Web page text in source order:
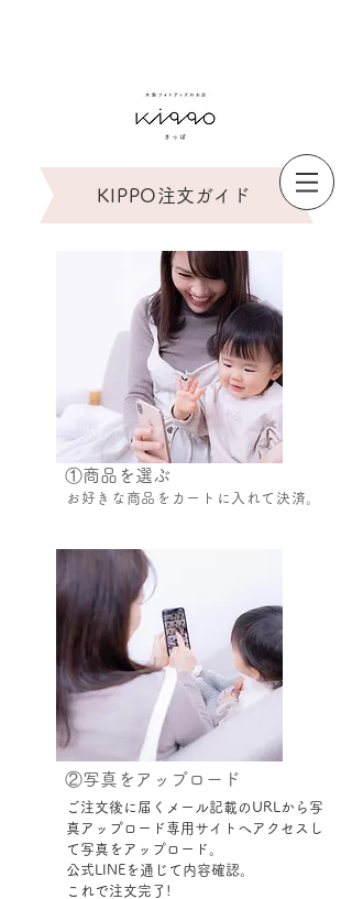
KIPPO注文ガイド
①商品を選ぶ
お好きな商品をカートに入れて決済。
②写真をアップロード
ご注文後に届くメール記載のURLから写
真アップロード専用サイトへアクセスし
て写真をアップロード。
公式LINEを通じて内容確認。
これで注文完了!